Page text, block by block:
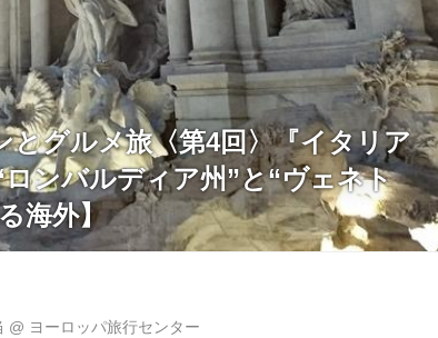
とグルメ旅〈第4回〉『イタリア
ンバルディア州”と“ヴェネト
海外】
@ ヨーロッパ旅行センター